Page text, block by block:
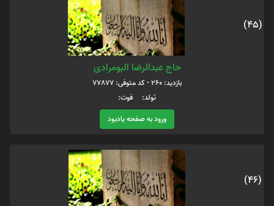
(45)
حاج عبدالرضا البومرادی
بازدید: 260 - کد متوفی: 77877
تولد: فوت:
ورود به صفحه یادبود
(46)